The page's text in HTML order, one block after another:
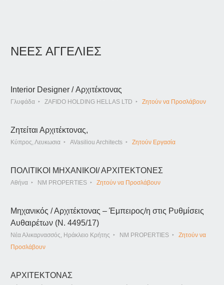
ΝΕΕΣ ΑΓΓΕΛΙΕΣ
Interior Designer / Αρχιτέκτονας
Γλυφάδα ZAFIDO HOLDING HELLAS LTD Ζητούν να Προσλάβουν
Ζητείται Αρχιτέκτονας,
Κύπρος, Λευκωσια AVasiliou Architects Ζητούν Εργασία
ΠΟΛΙΤΙΚΟΙ ΜΗΧΑΝΙΚΟΙ/ ΑΡΧΙΤΕΚΤΟΝΕΣ
Αθήνα NM PROPERTIES Ζητούν να Προσλάβουν
Μηχανικός / Αρχιτέκτονας – Έμπειρος/η στις Ρυθμίσεις
Αυθαιρέτων (Ν. 4495/17)
Νέα Αλικαρνασσός, Ηράκλειο Κρήτης NM PROPERTIES
Ζητούν να
Προσλάβουν
ΑΡΧΙΤΕΚΤΟΝΑΣ